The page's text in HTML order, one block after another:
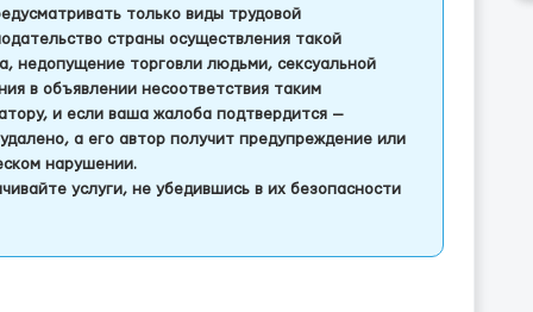
только виды трудовой
страны осуществления такой
недопущение торговли людьми, сексуальной
в объявлении несоответствия таким
и если ваша жалоба подтвердится —
а его автор получит предупреждение или
нарушении.
услуги, не убедившись в их безопасности